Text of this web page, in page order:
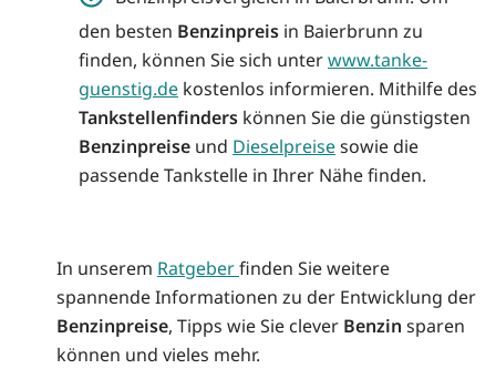
den besten Benzinpreis in Baierbrunn zu
finden, können Sie sich unterwww.tanke-
guenstig.de kostenlos informieren. Mithilfe des
Tankstellenfinders können Sie die günstigsten
Benzinpreise und Dieselpreisesowie die
passende Tankstelle in Ihrer Nähe finden.
In unserem Ratgeberfinden Sie weitere
spannende Informationen zu der Entwicklung der
Benzinpreise, Tipps wie Sie clever Benzin sparen
können und vieles mehr.